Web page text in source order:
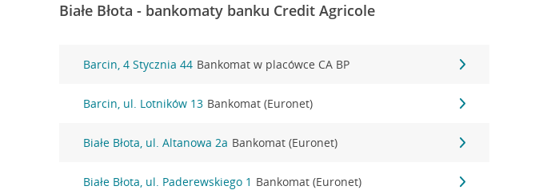
Białe Błota - bankomaty banku Credit Agricole
Barcin, 4 Stycznia 44 Bankomat w placówce CA BP
Barcin, ul. Lotników 13 Bankomat (Euronet)
Białe Błota, ul. Altanowa 2a Bankomat (Euronet)
Białe Błota, ul. Paderewskiego 1 Bankomat (Euronet)